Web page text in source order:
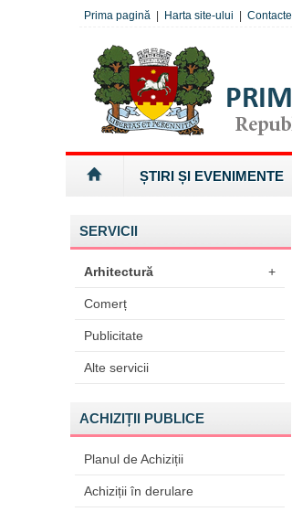
Prima pagină Harta site-ului Contacte
ȘTIRI ȘI EVENIMENTE
SERVICII
Arhitectură +
Comerț
Publicitate
Alte servicii
ACHIZIȚII PUBLICE
Planul de Achiziții
Achiziții în derulare